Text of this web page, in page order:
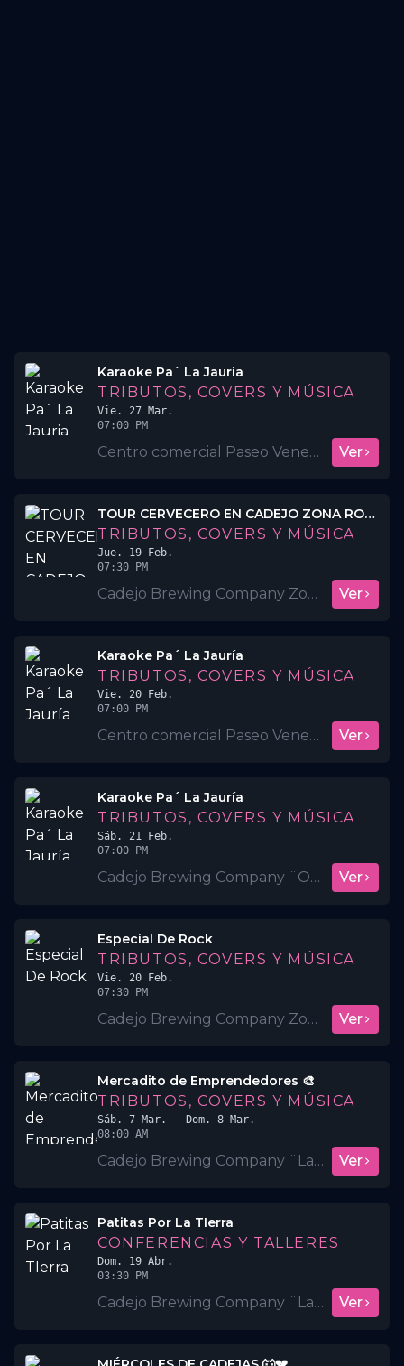
Karaoke Pa´ La Jauria
TRIBUTOS, COVERS Y MÚSICA
Vie. 27 Mar.
07:00 PM
Centro comercial Paseo Venecia Ver
TOUR CERVECERO EN CADEJO ZONA ROSA
TRIBUTOS, COVERS Y MÚSICA
Jue. 19 Feb.
07:30 PM
Cadejo Brewing Company Zona Rosa Ver
Karaoke Pa´ La Jauría
TRIBUTOS, COVERS Y MÚSICA
Vie. 20 Feb.
07:00 PM
Centro comercial Paseo Venecia Ver
Karaoke Pa´ La Jauría
TRIBUTOS, COVERS Y MÚSICA
Sáb. 21 Feb.
07:00 PM
Cadejo Brewing Company ¨Opico¨ Ver
Especial De Rock
TRIBUTOS, COVERS Y MÚSICA
Vie. 20 Feb.
07:30 PM
Cadejo Brewing Company Zona Rosa Ver
Mercadito de Emprendedores 🎨
TRIBUTOS, COVERS Y MÚSICA
Sáb. 7 Mar.
– Dom. 8 Mar.
08:00 AM
Cadejo Brewing Company ¨La Montaña¨ Ver
Patitas Por La TIerra
CONFERENCIAS Y TALLERES
Dom. 19 Abr.
03:30 PM
Cadejo Brewing Company ¨La Montaña¨ Ver